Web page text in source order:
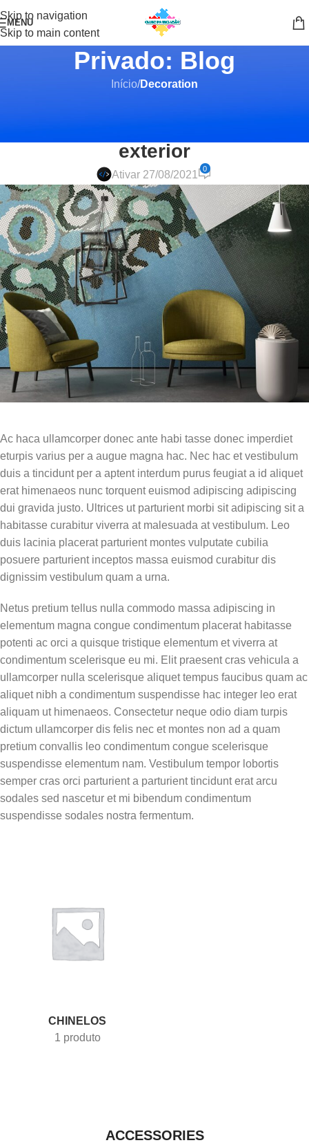
Skip to navigation
Skip to main content
MENU
Privado: Blog
Início/Decoration
Creative water features and
exterior
Ativar 27/08/2021
0
Ac haca ullamcorper donec ante habi tasse donec imperdiet
eturpis varius per a augue magna hac. Nec hac et vestibulum
duis a tincidunt per a aptent interdum purus feugiat a id aliquet
erat himenaeos nunc torquent euismod adipiscing adipiscing
dui gravida justo. Ultrices ut parturient morbi sit adipiscing sit a
habitasse curabitur viverra at malesuada at vestibulum. Leo
duis lacinia placerat parturient montes vulputate cubilia
posuere parturient inceptos massa euismod curabitur dis
dignissim vestibulum quam a urna.
Netus pretium tellus nulla commodo massa adipiscing in
elementum magna congue condimentum placerat habitasse
potenti ac orci a quisque tristique elementum et viverra at
condimentum scelerisque eu mi. Elit praesent cras vehicula a
ullamcorper nulla scelerisque aliquet tempus faucibus quam ac
aliquet nibh a condimentum suspendisse hac integer leo erat
aliquam ut himenaeos. Consectetur neque odio diam turpis
dictum ullamcorper dis felis nec et montes non ad a quam
pretium convallis leo condimentum congue scelerisque
suspendisse elementum nam. Vestibulum tempor lobortis
semper cras orci parturient a parturient tincidunt erat arcu
sodales sed nascetur et mi bibendum condimentum
suspendisse sodales nostra fermentum.
CHINELOS
1 produto
ACCESSORIES